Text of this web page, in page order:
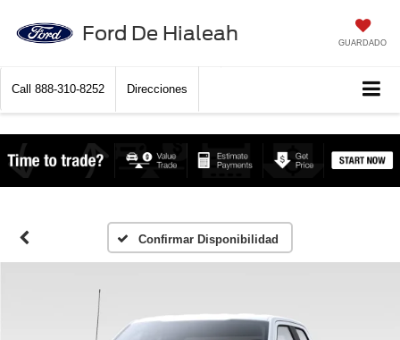
Ford De Hialeah GUARDADO
Call 888-310-8252 Direcciones
Confirmar Disponibilidad